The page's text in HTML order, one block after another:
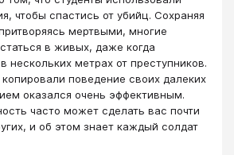
чтобы спастись от убийц. Сохраняя
мертвыми, многие
в живых, даже когда
нескольких метрах от преступников.
поведение своих далеких
оказался очень эффективным.
часто может сделать вас почти
и об этом знает каждый солдат